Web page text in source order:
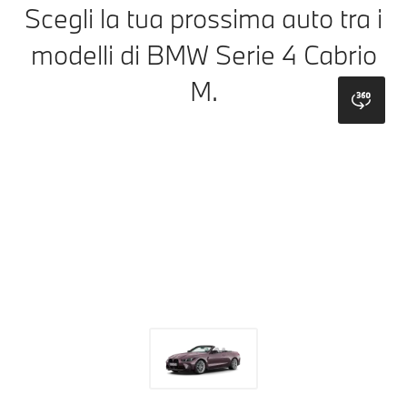
Scegli la tua prossima auto tra i
modelli di BMW Serie 4 Cabrio
M.